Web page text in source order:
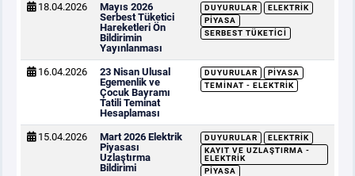
18.04.2026
Mayıs 2026
Serbest Tüketici
Hareketleri Ön
Bildirimin
Yayınlanması
DUYURULAR
ELEKTRIK
PIYASA
SERBEST TÜKETICI
16.04.2026
23 Nisan Ulusal
Egemenlik ve
Çocuk Bayramı
Tatili Teminat
Hesaplaması
DUYURULAR
PIYASA
TEMINAT - ELEKTRIK
15.04.2026
Mart 2026 Elektrik
Piyasası
Uzlaştırma
Bildirimi
DUYURULAR
ELEKTRIK
KAYIT VE UZLAŞTIRMA -
ELEKTRIK
PIYASA